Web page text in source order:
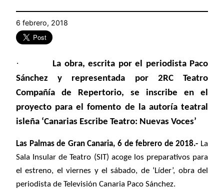
6 febrero, 2018
·
La obra, escrita por el periodista Paco
Sánchez y representada por 2RC Teatro
Compañía de Repertorio, se inscribe en el
proyecto para el fomento de la autoría teatral
isleña ‘Canarias Escribe Teatro: Nuevas Voces’
Las Palmas de Gran Canaria, 6 de febrero de 2018.- La
Sala Insular de Teatro (SIT) acoge los preparativos para
el estreno, el viernes y el sábado, de ‘Líder’, obra del
periodista de Televisión Canaria Paco Sánchez.